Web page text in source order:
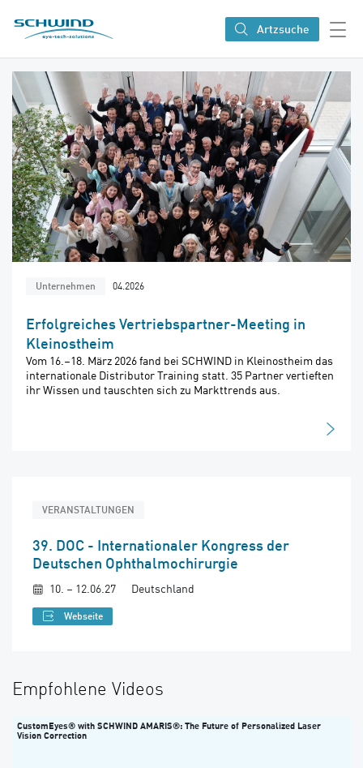
SCHWIND eye-tech solutions
Artzsuche
Unternehmen 04.2026
Erfolgreiches Vertriebspartner-Meeting in
Kleinostheim
Vom 16.–18. März 2026 fand bei SCHWIND in Kleinostheim das
internationale Distributor Training statt. 35 Partner vertieften
ihr Wissen und tauschten sich zu Markttrends aus.
VERANSTALTUNGEN
39. DOC - Internationaler Kongress der
Deutschen Ophthalmochirurgie
10. – 12.06.27 Deutschland
Webseite
Empfohlene Videos
CustomEyes® with SCHWIND AMARIS®: The Future of Personalized Laser
Vision Correction